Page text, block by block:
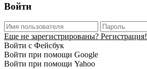
Войти
Еще не зарегистрированы? Регистрация!
Войти с Фейсбук
Войти при помощи Google
Войти при помощи Yahoo